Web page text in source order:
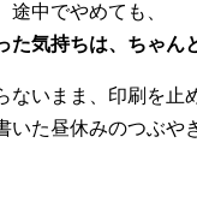
途中でやめても、
た気持ちは、ちゃん
いまま、印刷を止
いた昼休みのつぶや